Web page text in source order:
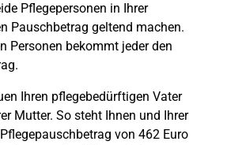
Pflegepersonen in Ihrer
Pauschbetrag geltend machen.
Personen bekommt jeder den
Ihren pflegebedürftigen Vater
Mutter. So steht Ihnen und Ihrer
von 462 Euro